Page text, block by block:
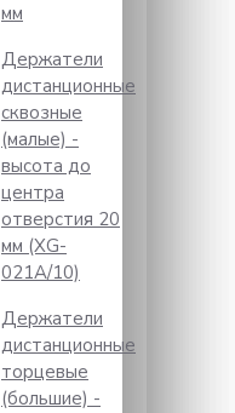
мм
Держатели
дистанционные
сквозные
(малые) -
высота до
центра
отверстия 20
мм (XG-
021A/10)
Держатели
дистанционные
торцевые
(большие) -